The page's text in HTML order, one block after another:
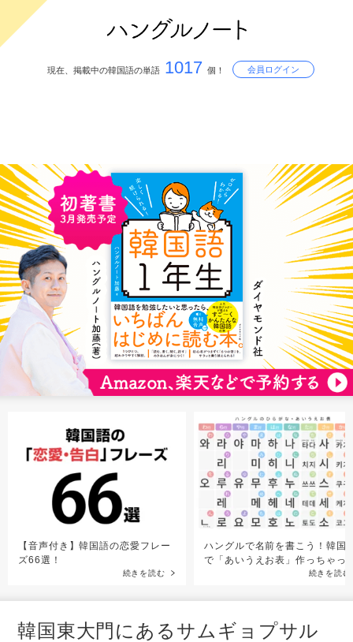
現在、掲載中の韓国語の単語 1017 個！ 会員ログイン
【音声付き】韓国語の恋愛フレー
ズ66選！
続きを読む
ハングルで名前を書こう！韓国
で「あいうえお表」作っちゃっ
続きを読む
韓国東大門にあるサムギョプサル